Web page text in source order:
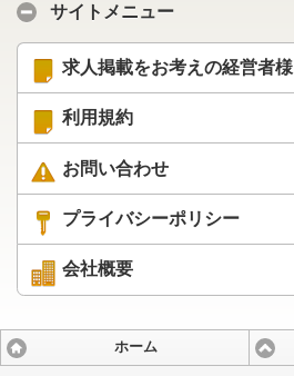
サイトメニュー
求人掲載をお考えの経営者様
利用規約
お問い合わせ
プライバシーポリシー
会社概要
ホーム